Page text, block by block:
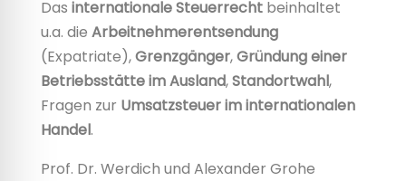
Das internationale Steuerrechtbeinhaltet
u.a. die Arbeitnehmerentsendung
(Expatriate),Grenzgänger,Gründung einer
Betriebsstätte im Ausland,Standortwahl,
Fragen zur Umsatzsteuer im internationalen
Handel.
Prof. Dr. Werdich und Alexander Grohe